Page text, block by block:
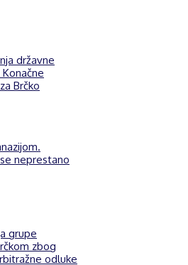
državne
Brčko
neprestano
grupe
zbog
odluke